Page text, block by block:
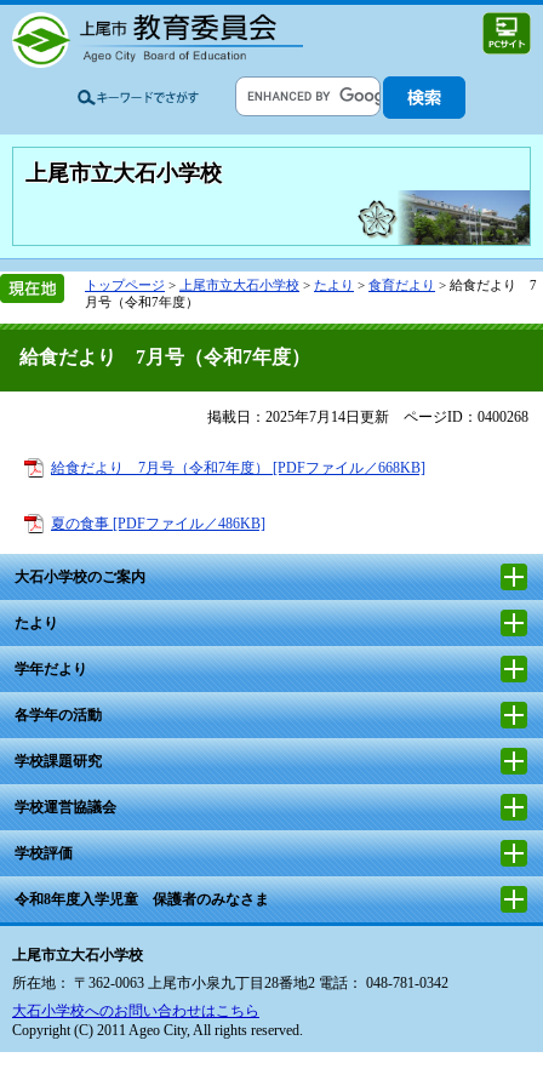
上尾市立大石小学校
トップページ > 上尾市立大石小学校 > たより > 食育だより > 給食だより 7
月号（令和7年度）
給食だより 7月号（令和7年度）
掲載日：2025年7月14日更新 ページID：0400268
給食だより 7月号（令和7年度） [PDFファイル／668KB]
夏の食事 [PDFファイル／486KB]
大石小学校のご案内
たより
学年だより
各学年の活動
学校課題研究
学校運営協議会
学校評価
令和8年度入学児童 保護者のみなさま
上尾市立大石小学校
所在地： 〒362-0063 上尾市小泉九丁目28番地2 電話： 048-781-0342
大石小学校へのお問い合わせはこちら
Copyright (C) 2011 Ageo City, All rights reserved.